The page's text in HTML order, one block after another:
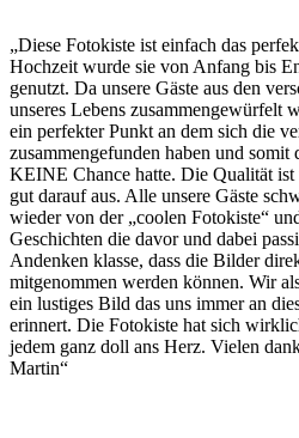
„Diese Fotokiste ist einfach das
Hochzeit wurde sie von Anfang bis
genutzt. Da unsere Gäste aus den
unseres Lebens zusammengewürfelt
ein perfekter Punkt an dem sich die
zusammengefunden haben und
KEINE Chance hatte. Die Qualität
gut darauf aus. Alle unsere Gäste
wieder von der „coolen Fotokiste“
Geschichten die davor und dabei
Andenken klasse, dass die Bilder
mitgenommen werden können. Wir
ein lustiges Bild das uns immer an
erinnert. Die Fotokiste hat sich
jedem ganz doll ans Herz. Vielen
Martin“